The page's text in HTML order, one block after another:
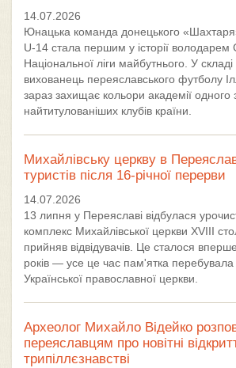
14.07.2026
Юнацька команда донецького «Шахтаря»
U-14 стала першим у історії володарем
Національної ліги майбутнього. У
вихованець переяславського футболу
зараз захищає кольори академії одного
найтитулованіших клубів країни.
Михайлівську церкву в
туристів після 16-річної перерви
14.07.2026
13 липня у Переяславі відбулася
комплекс Михайлівської церкви XVIII
прийняв відвідувачів. Це сталося
років — усе це час пам'ятка перебувала
Української православної церкви.
Археолог Михайло Відейко
переяславцям про новітні
трипіллєзнавстві